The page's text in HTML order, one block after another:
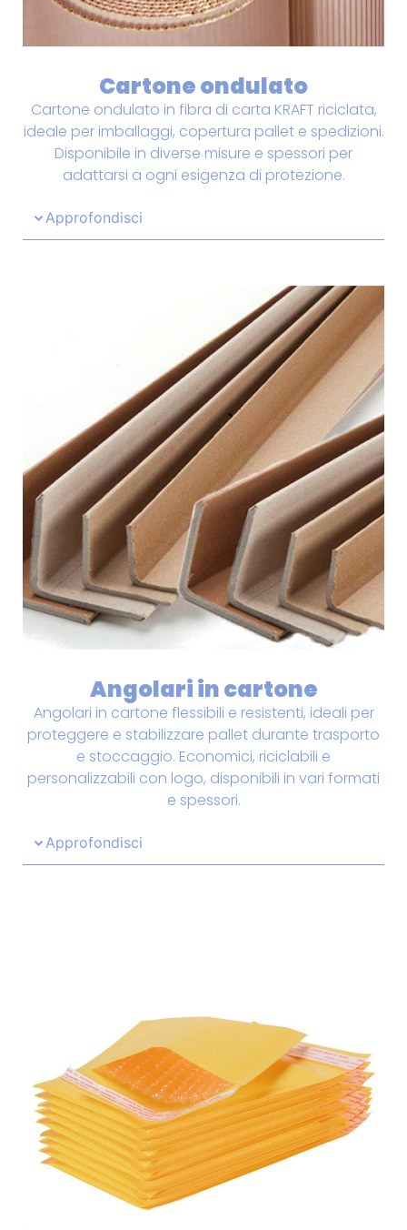
Cartone ondulato
Cartone ondulato in fibra di carta KRAFT riciclata,
ideale per imballaggi, copertura pallet e spedizioni.
Disponibile in diverse misure e spessori per
adattarsi a ogni esigenza di protezione.
Approfondisci
Angolari in cartone
Angolari in cartone flessibili e resistenti, ideali per
proteggere e stabilizzare pallet durante trasporto
e stoccaggio. Economici, riciclabili e
personalizzabili con logo, disponibili in vari formati
e spessori.
Approfondisci